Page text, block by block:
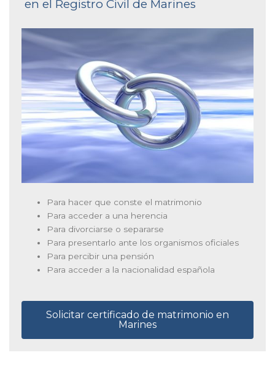
en el Registro Civil de Marines
Para hacer que conste el matrimonio
Para acceder a una herencia
Para divorciarse o separarse
Para presentarlo ante los organismos oficiales
Para percibir una pensión
Para acceder a la nacionalidad española
Solicitar certificado de matrimonio en
Marines